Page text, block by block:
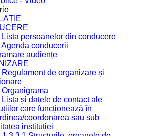
Lista persoanelor din conducere
Agenda conducerii
audiențe
Regulament de organizare și
Organigrama
Lista și datele de contact ale
care funcționează în
coordonarea sau sub
instituției